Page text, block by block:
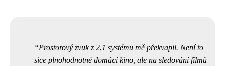
Prostorový zvuk z 2.1 systému mě překvapil. Není to
sice plnohodnotné domácí kino, ale na sledování filmů